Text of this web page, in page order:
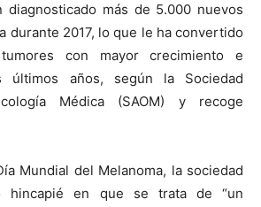
diagnosticado más de 5.000 nuevos
durante 2017, lo que le ha convertido
con mayor crecimiento e
últimos años, según la Sociedad
Médica (SAOM) y recoge
Mundial del Melanoma, la sociedad
hincapié en que se trata de “un